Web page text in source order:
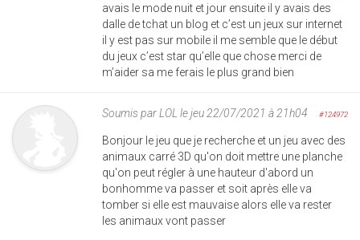
avais le mode nuit et jour ensuite il y avais des
dalle de tchat un blog et c’est un jeux sur internet
il y est pas sur mobile il me semble que le début
du jeux c’est star qu’elle que chose merci de
m’aider sa me ferais le plus grand bien
Soumis parLOL le jeu 22/07/2021 à 21h04 #124972
Bonjour le jeu que je recherche et un jeu avec des
animaux carré 3D qu'on doit mettre une planche
qu'on peut régler à une hauteur d'abord un
bonhomme va passer et soit après elle va
tomber si elle est mauvaise alors elle va rester
les animaux vont passer